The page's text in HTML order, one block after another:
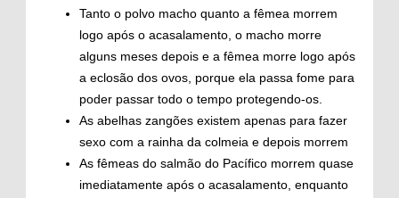
Tanto o polvo macho quanto a fêmea morrem
logo após o acasalamento, o macho morre
alguns meses depois e a fêmea morre logo após
a eclosão dos ovos, porque ela passa fome para
poder passar todo o tempo protegendo-os.
As abelhas zangões existem apenas para fazer
sexo com a rainha da colmeia e depois morrem
As fêmeas do salmão do Pacífico morrem quase
imediatamente após o acasalamento, enquanto